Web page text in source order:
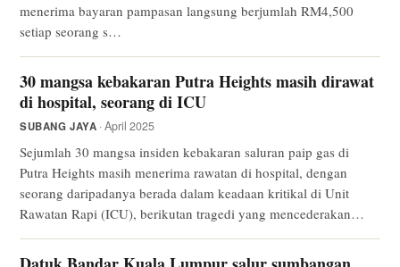
menerima bayaran pampasan langsung berjumlah RM4,500
setiap seorang s…
30 mangsa kebakaran Putra Heights masih dirawat
di hospital, seorang di ICU
SUBANG JAYA · April 2025
Sejumlah 30 mangsa insiden kebakaran saluran paip gas di
Putra Heights masih menerima rawatan di hospital, dengan
seorang daripadanya berada dalam keadaan kritikal di Unit
Rawatan Rapi (ICU), berikutan tragedi yang mencederakan…